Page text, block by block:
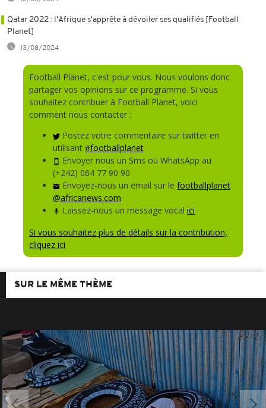
Qatar 2022 : l'Afrique s'apprête à dévoiler ses qualifiés [Football
Planet]
13/08/2024
Football Planet, c'est pour vous. Nous voulons donc
partager vos opinions sur ce programme. Si vous
souhaitez contribuer à Football Planet, voici
comment nous contacter :
Postez votre commentaire sur twitter en
utilisant #footballplanet
Envoyer nous un Sms ou WhatsApp au
(+242) 064 77 90 90
Envoyez-nous un email sur lefootballplanet
@africanews.com
Laissez-nous un message vocalici
Si vous souhaitez plus de détails sur la contribution,
cliquez ici
SUR LE MÊME THÈME